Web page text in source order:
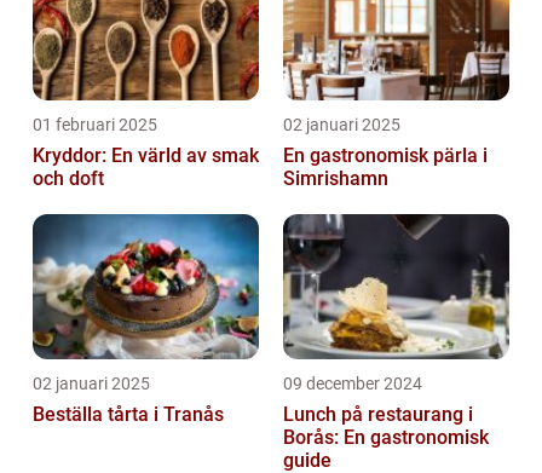
01 februari 2025
Kryddor: En värld av smak
och doft
02 januari 2025
En gastronomisk pärla i
Simrishamn
02 januari 2025
Beställa tårta i Tranås
09 december 2024
Lunch på restaurang i
Borås: En gastronomisk
guide